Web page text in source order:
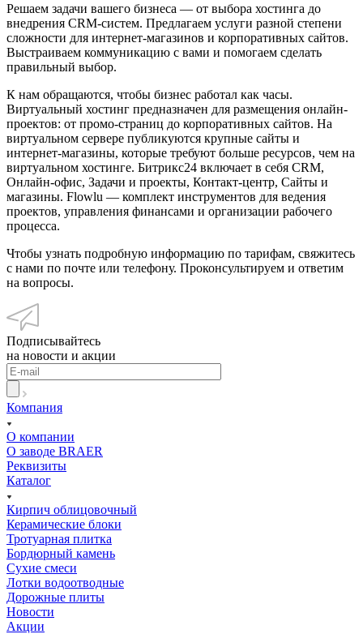
Решаем задачи вашего бизнеса — от выбора хостинга до
внедрения CRM-систем. Предлагаем услуги разной степени
сложности для интернет-магазинов и корпоративных сайтов.
Выстраиваем коммуникацию с вами и помогаем сделать
правильный выбор.
К нам обращаются, чтобы бизнес работал как часы.
Виртуальный хостинг предназначен для размещения онлайн-
проектов: от промо-страниц до корпоративных сайтов. На
виртуальном сервере публикуются крупные сайты и
интернет-магазины, которые требуют больше ресурсов, чем на
виртуальном хостинге. Битрикс24 включает в себя CRM,
Онлайн-офис, Задачи и проекты, Контакт-центр, Сайты и
магазины. Flowlu — комплект инструментов для ведения
проектов, управления финансами и организации рабочего
процесса.
Чтобы узнать подробную информацию по тарифам, свяжитесь
с нами по почте или телефону. Проконсультируем и ответим
на вопросы.
Подписывайтесь
на новости и акции
Компания
О компании
О заводе BRAER
Реквизиты
Каталог
Кирпич облицовочный
Керамические блоки
Тротуарная плитка
Бордюрный камень
Сухие смеси
Лотки водоотводные
Дорожные плиты
Новости
Акции